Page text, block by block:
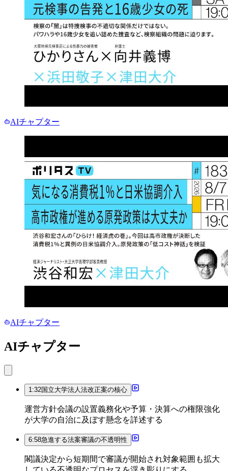
AIチャプター
AIチャプター
AIチャプター
1:32国立大学法人法改正案の核心
運営方針会議の設置義務化や予算・決算への権限強化
が大学の自治に及ぼす懸念を詳述する
6:58急進する法案審議の不透明性
閣議決定から短期間で審議が開始され対象範囲も拡大